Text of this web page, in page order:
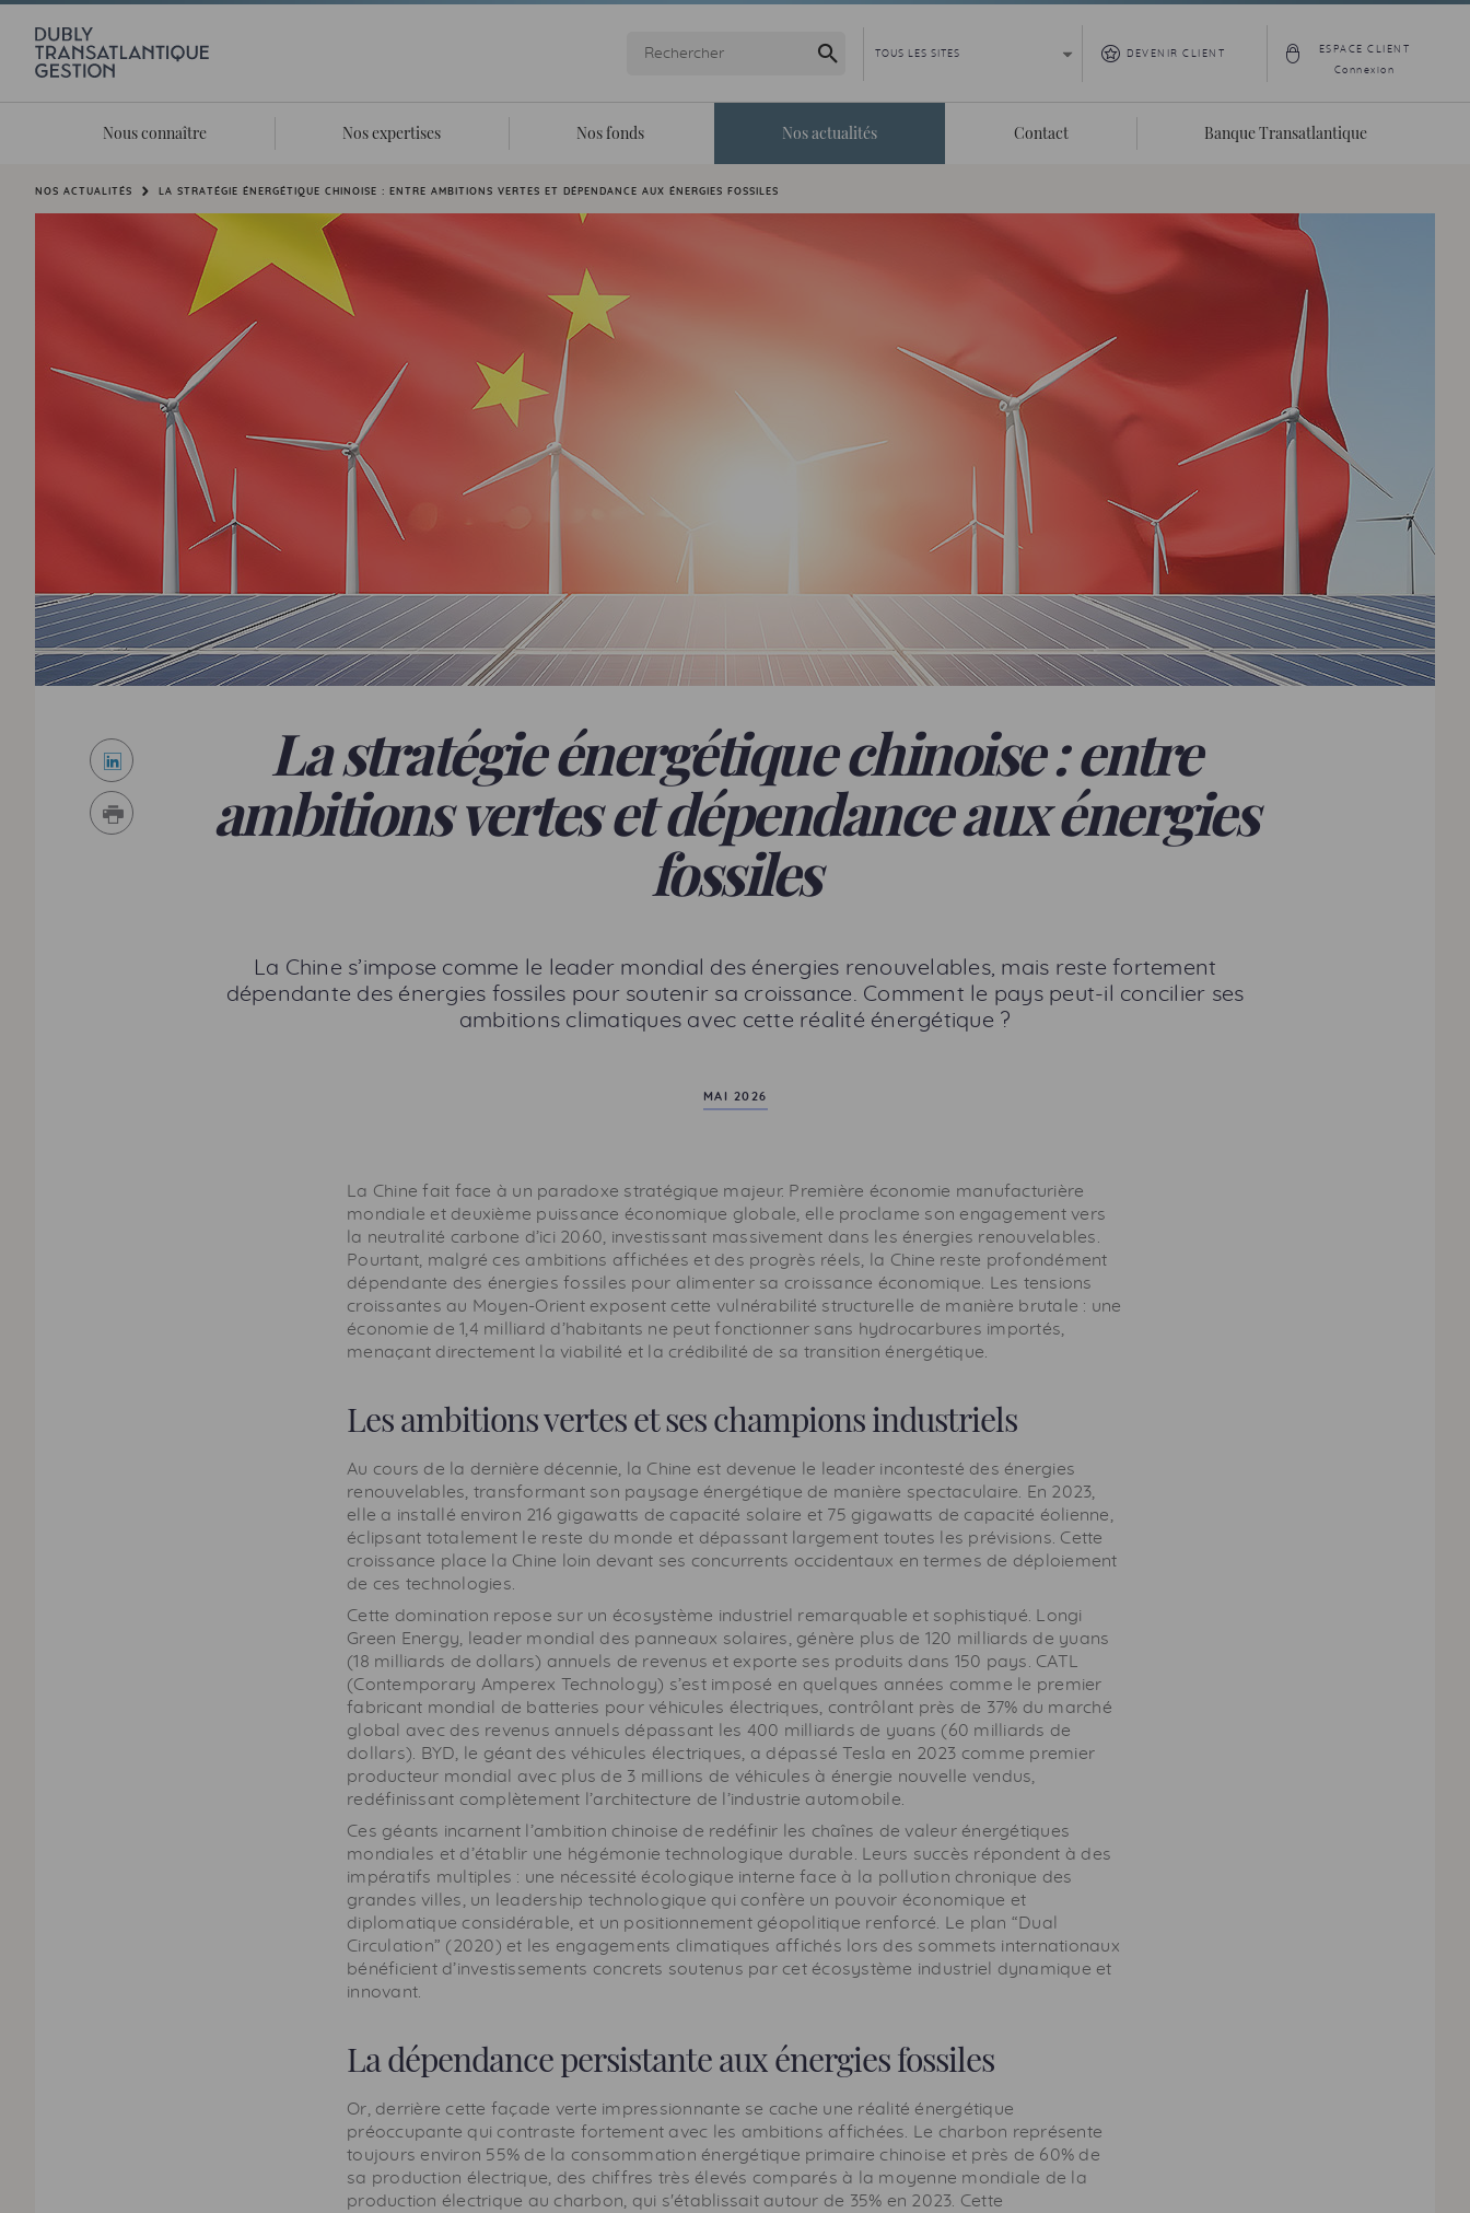
Lancer la recherche DEVENIR CLIENT ESPACE CLIENT
Connexion
Nous connaître Nos expertises Nos fonds Nos actualités Contact Banque Transatlantique
Vous êtes ici:
NOS ACTUALITÉS LA STRATÉGIE ÉNERGÉTIQUE CHINOISE : ENTRE AMBITIONS VERTES ET DÉPENDANCE AUX ÉNERGIES FOSSILES
La stratégie énergétique chinoise : entre
ambitions vertes et dépendance aux énergies
fossiles
LinkedIn
Imprimer
La Chine s’impose comme le leader mondial des énergies renouvelables, mais reste fortement
dépendante des énergies fossiles pour soutenir sa croissance. Comment le pays peut-il concilier ses
ambitions climatiques avec cette réalité énergétique ?
MAI 2026
La Chine fait face à un paradoxe stratégique majeur. Première économie manufacturière
mondiale et deuxième puissance économique globale, elle proclame son engagement vers
la neutralité carbone d’ici 2060, investissant massivement dans les énergies renouvelables.
Pourtant, malgré ces ambitions affichées et des progrès réels, la Chine reste profondément
dépendante des énergies fossiles pour alimenter sa croissance économique. Les tensions
croissantes au Moyen-Orient exposent cette vulnérabilité structurelle de manière brutale : une
économie de 1,4 milliard d’habitants ne peut fonctionner sans hydrocarbures importés,
menaçant directement la viabilité et la crédibilité de sa transition énergétique.
Les ambitions vertes et ses champions industriels
Au cours de la dernière décennie, la Chine est devenue le leader incontesté des énergies
renouvelables, transformant son paysage énergétique de manière spectaculaire. En 2023,
elle a installé environ 216 gigawatts de capacité solaire et 75 gigawatts de capacité éolienne,
éclipsant totalement le reste du monde et dépassant largement toutes les prévisions. Cette
croissance place la Chine loin devant ses concurrents occidentaux en termes de déploiement
de ces technologies.
Cette domination repose sur un écosystème industriel remarquable et sophistiqué. Longi
Green Energy, leader mondial des panneaux solaires, génère plus de 120 milliards de yuans
(18 milliards de dollars) annuels de revenus et exporte ses produits dans 150 pays. CATL
(Contemporary Amperex Technology) s’est imposé en quelques années comme le premier
fabricant mondial de batteries pour véhicules électriques, contrôlant près de 37% du marché
global avec des revenus annuels dépassant les 400 milliards de yuans (60 milliards de
dollars). BYD, le géant des véhicules électriques, a dépassé Tesla en 2023 comme premier
producteur mondial avec plus de 3 millions de véhicules à énergie nouvelle vendus,
redéfinissant complètement l’architecture de l’industrie automobile.
Ces géants incarnent l’ambition chinoise de redéfinir les chaînes de valeur énergétiques
mondiales et d’établir une hégémonie technologique durable. Leurs succès répondent à des
impératifs multiples : une nécessité écologique interne face à la pollution chronique des
grandes villes, un leadership technologique qui confère un pouvoir économique et
diplomatique considérable, et un positionnement géopolitique renforcé. Le plan “Dual
Circulation” (2020) et les engagements climatiques affichés lors des sommets internationaux
bénéficient d’investissements concrets soutenus par cet écosystème industriel dynamique et
innovant.
La dépendance persistante aux énergies fossiles
Or, derrière cette façade verte impressionnante se cache une réalité énergétique
préoccupante qui contraste fortement avec les ambitions affichées. Le charbon représente
toujours environ 55% de la consommation énergétique primaire chinoise et près de 60% de
sa production électrique, des chiffres très élevés comparés à la moyenne mondiale de la
production électrique au charbon, qui s'établissait autour de 35% en 2023. Cette